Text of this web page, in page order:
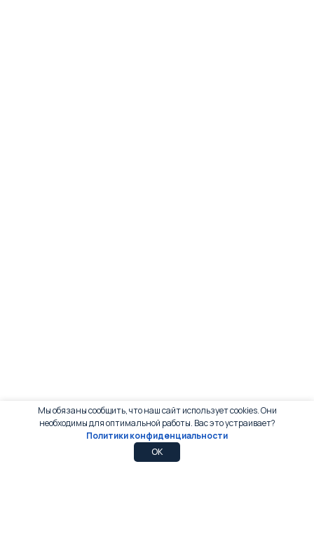
Мы обязаны сообщить, что наш сайт использует cookies. Они
необходимы для оптимальной работы. Вас это устраивает?
Политики конфиденциальности
OK